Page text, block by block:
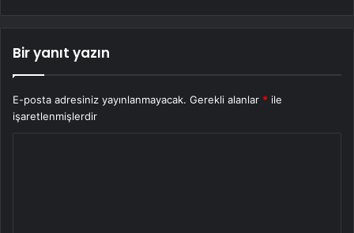
Bir yanıt yazın
E-posta adresiniz yayınlanmayacak. Gerekli alanlar * ile
işaretlenmişlerdir